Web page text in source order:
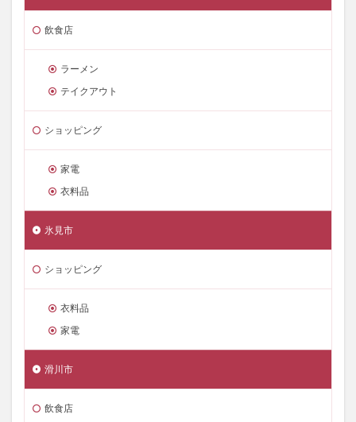
飲食店
ラーメン
テイクアウト
ショッピング
家電
衣料品
氷見市
ショッピング
衣料品
家電
滑川市
飲食店